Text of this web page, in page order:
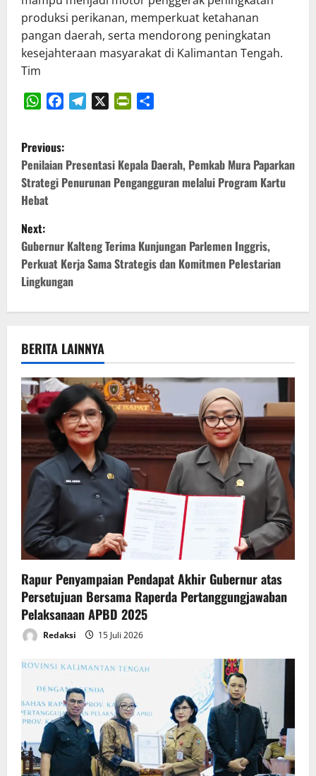
produksi perikanan, memperkuat ketahanan
pangan daerah, serta mendorong peningkatan
kesejahteraan masyarakat di Kalimantan Tengah.
Tim
P
o
s
t
n
a
v
i
g
a
t
i
o
n
Previous:
Penilaian Presentasi Kepala Daerah, Pemkab Mura Paparkan
Strategi Penurunan Pengangguran melalui Program Kartu
Hebat
Next:
Gubernur Kalteng Terima Kunjungan Parlemen Inggris,
Perkuat Kerja Sama Strategis dan Komitmen Pelestarian
Lingkungan
BERITA LAINNYA
Rapur Penyampaian Pendapat Akhir Gubernur atas
Persetujuan Bersama Raperda Pertanggungjawaban
Pelaksanaan APBD 2025
Redaksi 15 Juli 2026